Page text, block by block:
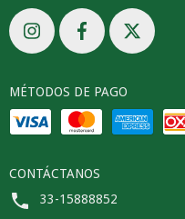
MÉTODOS DE PAGO
CONTÁCTANOS
33-15888852